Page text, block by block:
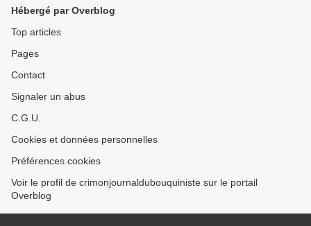
Hébergé par Overblog
Top articles
Pages
Contact
Signaler un abus
C.G.U.
Cookies et données personnelles
Préférences cookies
Voir le profil de crimonjournaldubouquiniste sur le portail
Overblog